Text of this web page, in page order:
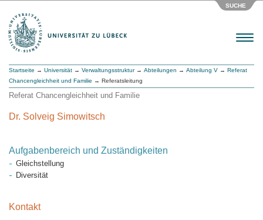
SUCHE
Menu
Startseite → Universität → Verwaltungsstruktur→ Abteilungen → Abteilung V → Referat
Chancengleichheit und Familie → Referatsleitung
Referat Chancengleichheit und Familie
Dr. Solveig Simowitsch
Aufgabenbereich und Zuständigkeiten
Gleichstellung
Diversität
Kontakt